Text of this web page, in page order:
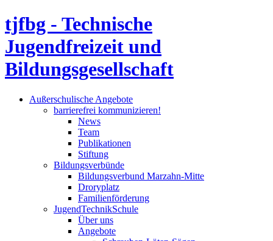
tjfbg - Technische
Jugendfreizeit und
Bildungsgesellschaft
Außerschulische Angebote
barrierefrei kommunizieren!
News
Team
Publikationen
Stiftung
Bildungsverbünde
Bildungsverbund Marzahn-Mitte
Droryplatz
Familienförderung
JugendTechnikSchule
Über uns
Angebote